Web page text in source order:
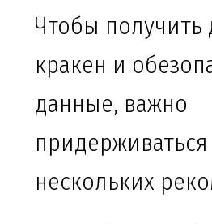
Чтобы получить
кракен и
данные, важно
придерживаться
нескольких